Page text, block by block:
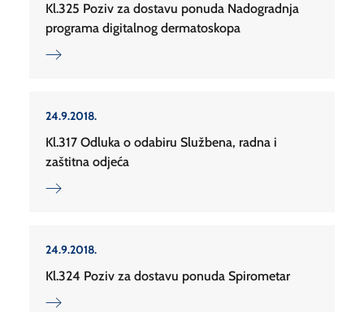
Kl.325 Poziv za dostavu ponuda Nadogradnja
programa digitalnog dermatoskopa
24.9.2018.
Kl.317 Odluka o odabiru Službena, radna i
zaštitna odjeća
24.9.2018.
Kl.324 Poziv za dostavu ponuda Spirometar